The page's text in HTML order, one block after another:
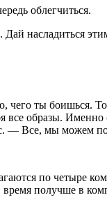
облегчиться.
насладиться
чего ты боишься.
все образы.
— Все, мы можем
по четыре
получше в